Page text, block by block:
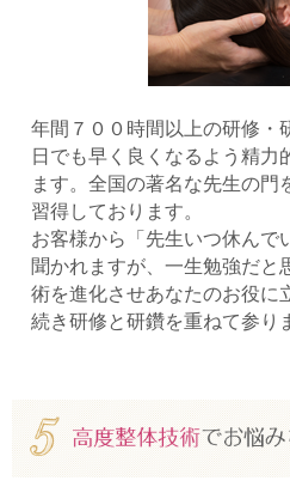
年間７００時間以上の研修・
日でも早く良くなるよう精力
ます。全国の著名な先生の門
習得しております。
お客様から「先生いつ休んで
聞かれますが、一生勉強だと
術を進化させあなたのお役に
続き研修と研鑽を重ねて参り